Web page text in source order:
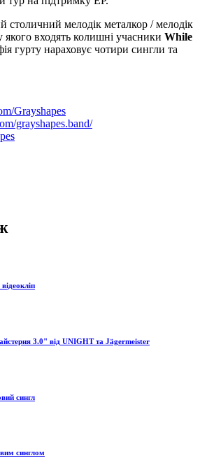
мелодік металкор / мелодік
якого входять колишні учасники While
гурту нараховує чотири сингли та
Grayshapes
grayshapes.band/
3.0" від UNIGHT та Jägermeister
сингл
синглом